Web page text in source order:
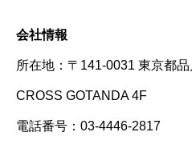
会社情報
所在地：〒141-0031 東京都
CROSS GOTANDA 4F
電話番号：03-4446-2817